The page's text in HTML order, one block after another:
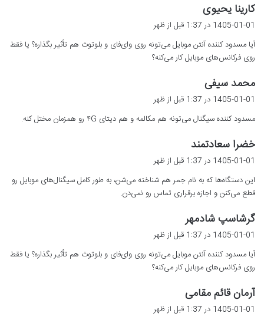
کارینا یحیوی
ف
:
1405-01-01 در 1:37 قبل از ظهر
آیا مسدود کننده آنتن موبایل می‌تونه روی وای‌فای و بلوتوث هم تأثیر بگذاره؟ یا فقط
روی فرکانس‌های موبایل کار می‌کنه؟
محمد سیفی
ف
ت
:
1405-01-01 در 1:37 قبل از ظهر
مسدود کننده سیگنال می‌تونه هم مکالمه و هم دیتای ۴G رو همزمان مختل کنه.
خضرا سعادتمند
ف
:
1405-01-01 در 1:37 قبل از ظهر
این دستگاه‌ها که به نام جمر هم شناخته می‌شن، به طور کامل سیگنال‌های موبایل رو
قطع می‌کنن و اجازه برقراری تماس رو نمی‌دن.
گرشاسپ شادمهر
ف
:
1405-01-01 در 1:37 قبل از ظهر
آیا مسدود کننده آنتن موبایل می‌تونه روی وای‌فای و بلوتوث هم تأثیر بگذاره؟ یا فقط
روی فرکانس‌های موبایل کار می‌کنه؟
آرمان قائم مقامی
ف
1405-01-01 در 1:37 قبل از ظهر